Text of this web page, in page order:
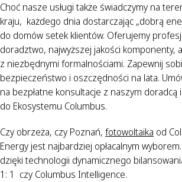
Choć nasze usługi także świadczymy na
kraju, każdego dnia dostarczając „dobrą
do domów setek klientów. Oferujemy
doradztwo, najwyższej jakości komponenty,
z niezbędnymi formalnościami. Zapewnij
bezpieczeństwo i oszczędności na lata.
na bezpłatne konsultacje z naszym doradcą i
do Ekosystemu Columbus.
Czy obrzeża, czy Poznań, fotowoltaika od
Energy jest najbardziej opłacalnym
dzięki technologii dynamicznego
1: 1 czy Columbus Intelligence.